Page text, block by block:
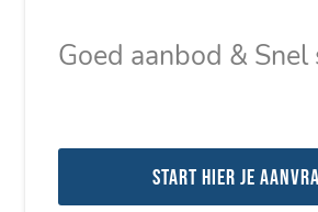
Goed aanbod &
Start hier je